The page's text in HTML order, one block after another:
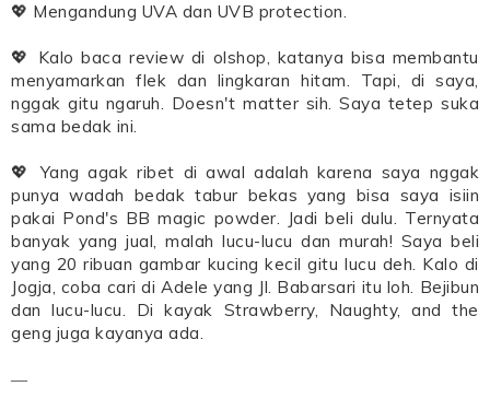
💖 Mengandung UVA dan UVB protection.
💖 Kalo baca review di olshop, katanya bisa membantu
menyamarkan flek dan lingkaran hitam. Tapi, di saya,
nggak gitu ngaruh. Doesn't matter sih. Saya tetep suka
sama bedak ini.
💖 Yang agak ribet di awal adalah karena saya nggak
punya wadah bedak tabur bekas yang bisa saya isiin
pakai Pond's BB magic powder. Jadi beli dulu. Ternyata
banyak yang jual, malah lucu-lucu dan murah! Saya beli
yang 20 ribuan gambar kucing kecil gitu lucu deh. Kalo di
Jogja, coba cari di Adele yang Jl. Babarsari itu loh. Bejibun
dan lucu-lucu. Di kayak Strawberry, Naughty, and the
geng juga kayanya ada.
―